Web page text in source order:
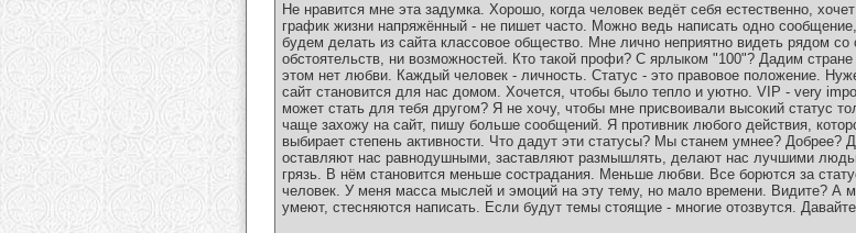
Не нравится мне эта задумка. Хорошо, когда человек ведёт себя естественно,
график жизни напряжённый - не пишет часто. Можно ведь написать одно
будем делать из сайта классовое общество. Мне лично неприятно видеть рядом со
обстоятельств, ни возможностей. Кто такой профи? С ярлыком "100"? Дадим
этом нет любви. Каждый человек - личность. Статус - это правовое положение.
сайт становится для нас домом. Хочется, чтобы было тепло и уютно. VIP - very
может стать для тебя другом? Я не хочу, чтобы мне присвоивали высокий статус
чаще захожу на сайт, пишу больше сообщений. Я противник любого действия,
выбирает степень активности. Что дадут эти статусы? Мы станем умнее? Добрее?
оставляют нас равнодушными, заставляют размышлять, делают нас лучшими
грязь. В нём становится меньше сострадания. Меньше любви. Все борются за
человек. У меня масса мыслей и эмоций на эту тему, но мало времени. Видите? А
умеют, стесняются написать. Если будут темы стоящие - многие отозвутся.